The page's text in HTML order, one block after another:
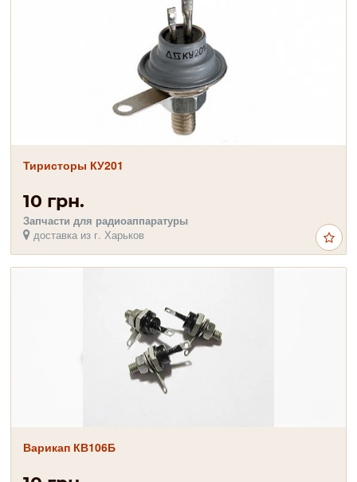
Тиристоры КУ201
10 грн.
Запчасти для радиоаппаратуры
доставка из г. Харьков
Варикап КВ106Б